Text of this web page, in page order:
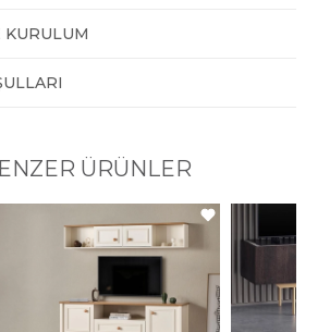
KURULUM
ÜRÜNLER